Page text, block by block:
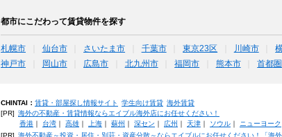
都市にこだわって賃貸物件を探す
札幌市 仙台市 さいたま市 千葉市 東京23区 川崎市
神戸市
岡山市 広島市 北九州市 福岡市 熊本市 首都圏
CHINTAI： 賃貸・部屋探し情報サイト 学生向け賃貸 海外賃貸
[PR] 海外の不動産・賃貸情報ならエイブル海外店にお任せください！
香港｜ 台湾｜ 高雄｜ 上海｜ 蘇州 深セン 広州 天津｜ ソウル｜ ニューヨーク